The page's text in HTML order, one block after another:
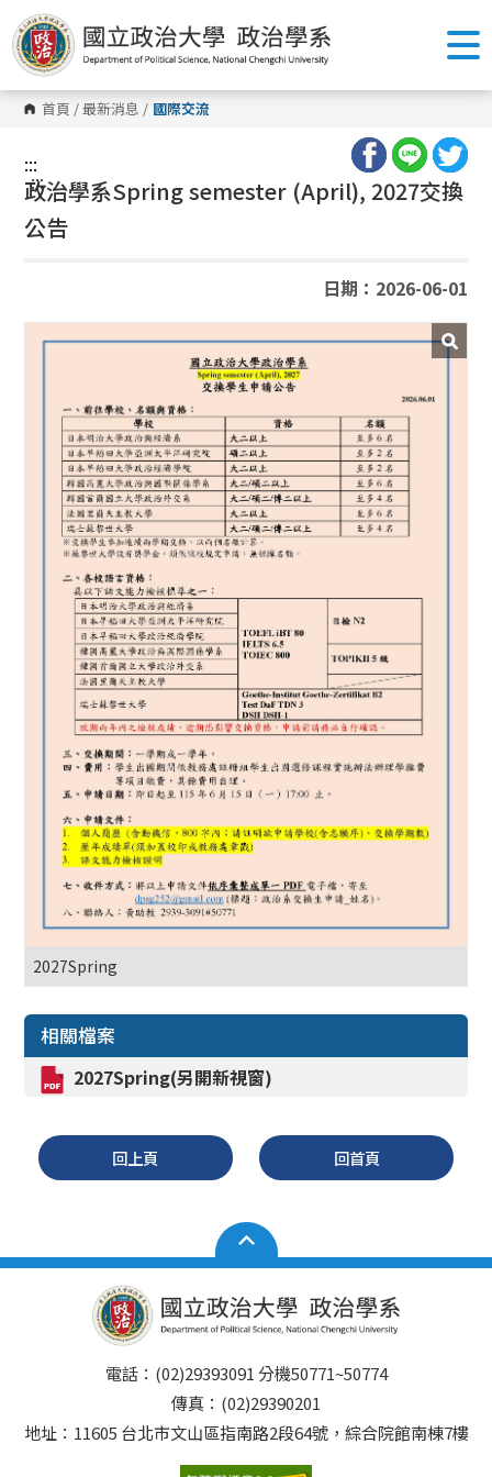
跳
到
主
要
內
容
區 首頁 /最新消息 / 國際交流
:::
:::
政治學系Spring semester (April), 2027交換
公告
日期：2026-06-01
2027Spring
相關檔案
2027Spring(另開新視窗)
回上頁 回首頁
電話：(02)29393091 分機50771~50774
傳真：(02)29390201
地址：11605 台北市文山區指南路2段64號，綜合院館南棟7樓